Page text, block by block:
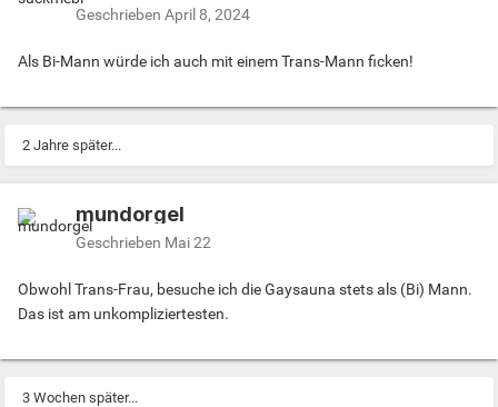
Geschrieben April 8, 2024
Als Bi-Mann würde ich auch mit einem Trans-Mann ficken!
2 Jahre später...
mundorgel
Geschrieben Mai 22
Obwohl Trans-Frau, besuche ich die Gaysauna stets als (Bi) Mann.
Das ist am unkompliziertesten.
3 Wochen später...